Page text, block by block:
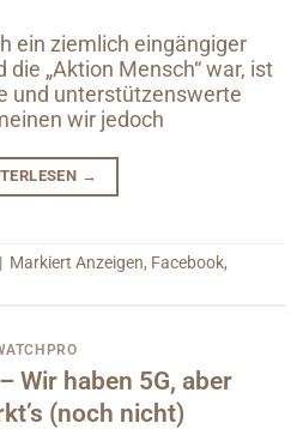
ein ziemlich eingängiger
„Aktion Mensch“ war, ist
und unterstützenswerte
wir jedoch
→
| Markiert Anzeigen, Facebook,
Wir haben 5G, aber
(noch nicht)